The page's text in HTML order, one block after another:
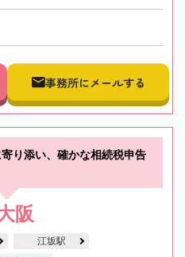
事務所にメールする
り添い、確かな相続税申告
阪
江坂駅